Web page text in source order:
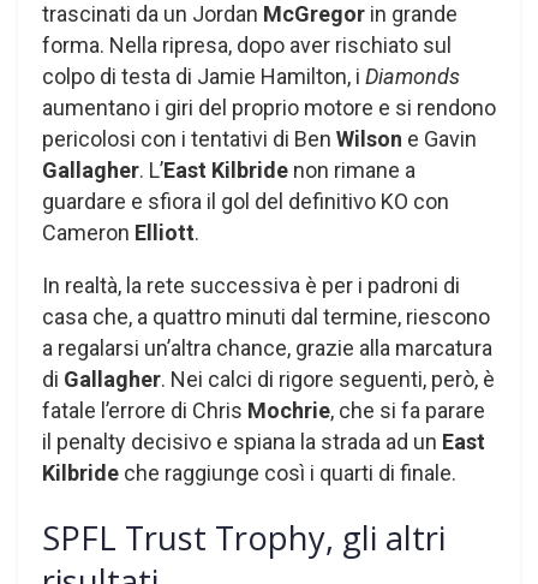
trascinati da un Jordan McGregor in grande
forma. Nella ripresa, dopo aver rischiato sul
colpo di testa di Jamie Hamilton, i Diamonds
aumentano i giri del proprio motore e si rendono
pericolosi con i tentativi di Ben Wilson e Gavin
Gallagher. L’East Kilbride non rimane a
guardare e sfiora il gol del definitivo KO con
Cameron Elliott.
In realtà, la rete successiva è per i padroni di
casa che, a quattro minuti dal termine, riescono
a regalarsi un’altra chance, grazie alla marcatura
di Gallagher. Nei calci di rigore seguenti, però, è
fatale l’errore di Chris Mochrie, che si fa parare
il penalty decisivo e spiana la strada ad un East
Kilbride che raggiunge così i quarti di finale.
SPFL Trust Trophy, gli altri